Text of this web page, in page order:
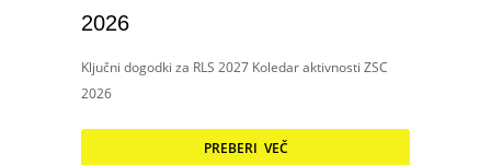
2026
Ključni dogodki za RLS 2027 Koledar aktivnosti ZSC
2026
PREBERI VEČ